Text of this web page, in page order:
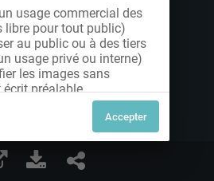
usage commercial des
libre pour tout public)
au public ou à des tiers
usage privé ou interne)
les images sans
préalable
nous vous invitons
afin de solliciter le type
parmi celles
cas échéant, acquitter